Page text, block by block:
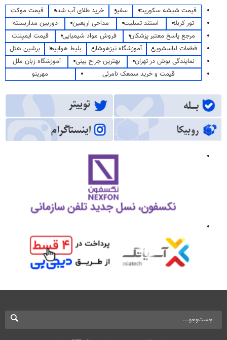
قیمت شیشه سکوریت سفیر خرید طلای آب شده
قیمت موکت
تور کربلا
استند تسلیت مداحی اربعین
دوربین مداربسته
مرجع پاسخ معتبر پزشکان
فروش مواد شیمیایی
قیمت ایمپلنت
قطعات لباسشویی
آموزشگاه تیزهوشان بلیط هواپیما
پرشین هتل
نمایندگی بوش در تهران
بهترین جراح بینی
آموزشگاه زبان ملل
قیمت و خرید سمعک نامرئی
مهرینو